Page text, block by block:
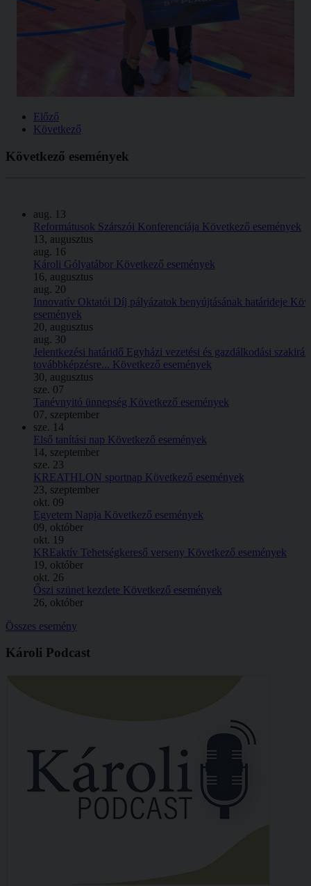
Előző
Következő
Következő események
aug. 13
Reformátusok Szárszói Konferenciája Következő események
13, augusztus
aug. 16
Károli Gólyatábor Következő események
16, augusztus
aug. 20
Innovatív Oktatói Díj pályázatok benyújtásának határideje
események
20, augusztus
aug. 30
Jelentkezési határidő Egyházi vezetési és gazdálkodási
továbbképzésre... Következő események
30, augusztus
sze. 07
Tanévnyitó ünnepség Következő események
07, szeptember
sze. 14
Első tanítási nap Következő események
14, szeptember
sze. 23
KREATHLON sportnap Következő események
23, szeptember
okt. 09
Egyetem Napja Következő események
09, október
okt. 19
KREaktív Tehetségkereső verseny Következő események
19, október
okt. 26
Őszi szünet kezdete Következő események
26, október
Összes esemény
Károli Podcast